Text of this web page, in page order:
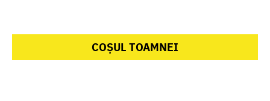
COȘUL TOAMNEI